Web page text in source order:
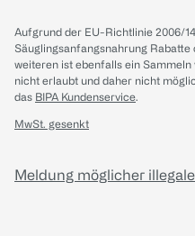
Aufgrund der EU-Richtlinie 2006/
Säuglingsanfangsnahrung
weiteren ist ebenfalls ein
nicht erlaubt und daher nicht
das BIPA Kundenservice.
MwSt. gesenkt
Meldung möglicher